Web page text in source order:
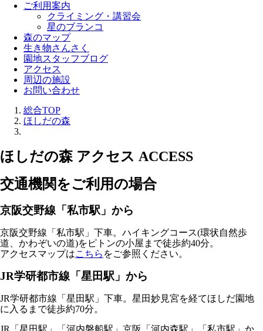
ご利用案内
クライミング・講習会
星のブランコ
森のマップ
生き物さんさく
園地スタッフブログ
アクセス
周辺の施設
お問い合わせ
総合TOP
ほしだの森
ほしだの森 アクセス ACCESS
交通機関をご利用の場合
京阪交野線「私市駅」から
京阪交野線「私市駅」下車。ハイキングコース(環状自然歩
道、かわぞいの道)をピトンの小屋まで徒歩約40分。
アクセスマップはこちら をご参照ください。
JR学研都市線「星田駅」から
JR学研都市線「星田駅」下車。星田妙見宮を経てほしだ園地
に入るまで徒歩約70分。
JR「星田駅」「河内磐船駅」京阪「河内森駅」「私市駅」か